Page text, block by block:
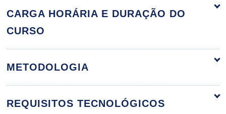
60h
Fundamentos da Tecnologia de
Alimentos: História
CARGA HORÁRIA E DURAÇÃO DO
CURSO
METODOLOGIA
REQUISITOS TECNOLÓGICOS